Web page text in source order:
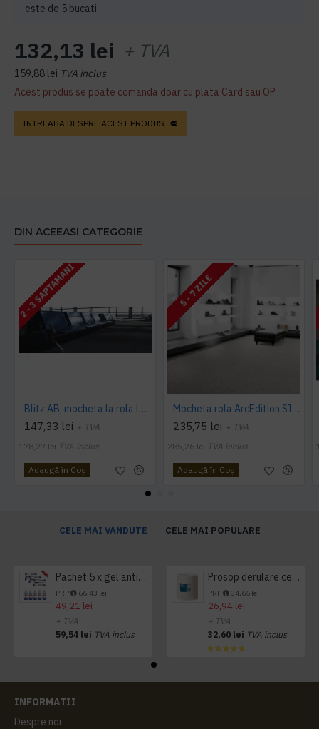
132,13 lei + TVA
159,88 lei TVA inclus
Acest produs se poate comanda doar cu plata Card sau OP
este de 5 bucati
INTREABA DESPRE ACEST PRODUS
DIN ACEEASI CATEGORIE
2 - 3 SAPTAMANI
Blitz AB, mocheta la rola latime 4 m, Balta Industries
147,33 lei + TVA
178,27 lei TVA inclus
Adaugă în Coş
5 - 7 ZILE
Mocheta rola ArcEdition SIRIOUS AB
235,75 lei + TVA
285,26 lei TVA inclus
Adaugă în Coş
CELE MAI VANDUTE CELE MAI POPULARE
Pachet 5 x gel antibacterian 50ml si 3 x Servetele antibacteriene 48 buc Hygienium
PRP 66,43 lei
49,21 lei
+ TVA
59,54 lei TVA inclus
Prosop derulare centrala 1 pliu, 300 m Tork
PRP 34,65 lei
26,94 lei
+ TVA
32,60 lei TVA inclus
INFORMATII
Despre noi